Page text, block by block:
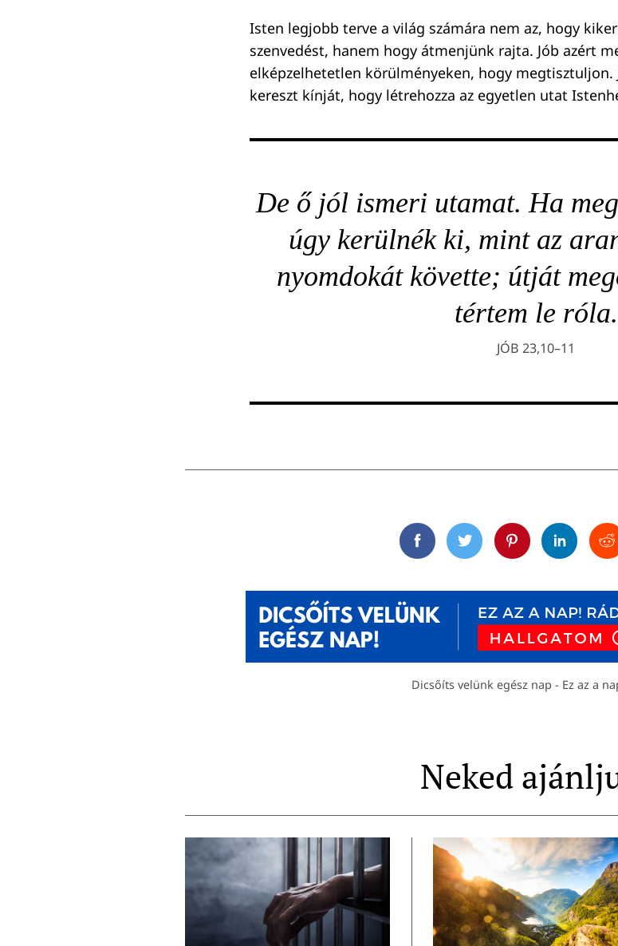
Isten legjobb terve a világ számára nem az, hogy
szenvedést, hanem hogy átmenjünk rajta. Jób azért
elképzelhetetlen körülményeken, hogy megtisztuljon.
kereszt kínját, hogy létrehozza az egyetlen utat
De ő jól ismeri utamat. Ha
úgy kerülnék ki, mint az
nyomdokát követte; útját
tértem le róla.
JÓB 23,10–11
FacebookTwitterPinterestLinkedin
Dicsőíts velünk egész nap - Ez az a
Neked